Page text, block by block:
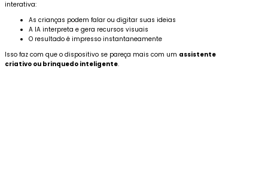
interativa:
As crianças podem falar ou digitar suas ideias
A IA interpreta e gera recursos visuais
O resultado é impresso instantaneamente
Isso faz com que o dispositivo se pareça mais com um assistente
criativo ou brinquedo inteligente.